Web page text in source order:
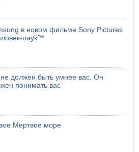
в новом фильме Sony Pictures
паук™
должен быть умнее вас. Он
понимать вас
Мертвое море